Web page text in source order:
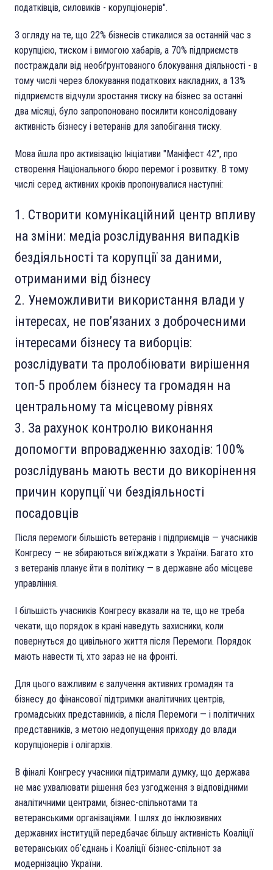
податківців, силовиків - корупціонерів".
З огляду на те, що 22% бізнесів стикалися за останній час з
корупцією, тиском і вимогою хабарів, а 70% підприємств
постраждали від необґрунтованого блокування діяльності - в
тому числі через блокування податкових накладних, а 13%
підприємств відчули зростання тиску на бізнес за останні
два місяці, було запропоновано посилити консолідовану
активність бізнесу і ветеранів для запобігання тиску.
Мова йшла про активізацію Ініціативи "Маніфест 42", про
створення Національного бюро перемог і розвитку. В тому
числі серед активних кроків пропонувалися наступні:
Створити комунікаційний центр впливу
на зміни: медіа розслідування випадків
бездіяльності та корупції за даними,
отриманими від бізнесу
Унеможливити використання влади у
інтересах, не пов’язаних з доброчесними
інтересами бізнесу та виборців:
розслідувати та пролобіювати вирішення
топ-5 проблем бізнесу та громадян на
центральному та місцевому рівнях
За рахунок контролю виконання
допомогти впровадженню заходів: 100%
розслідувань мають вести до викорінення
причин корупції чи бездіяльності
посадовців
Після перемоги більшість ветеранів і підприємців — учасників
Конгресу — не збираються виїжджати з України. Багато хто
з ветеранів планує йти в політику — в державне або місцеве
управління.
І більшість учасників Конгресу вказали на те, що не треба
чекати, що порядок в крані наведуть захисники, коли
повернуться до цивільного життя після Перемоги. Порядок
мають навести ті, хто зараз не на фронті.
Для цього важливим є залучення активних громадян та
бізнесу до фінансової підтримки аналітичних центрів,
громадських представників, а після Перемоги — і політичних
представників, з метою недопущення приходу до влади
корупціонерів і олігархів.
В фіналі Конгресу учасники підтримали думку, що держава
не має ухвалювати рішення без узгодження з відповідними
аналітичними центрами, бізнес-спільнотами та
ветеранськими організаціями. І шлях до інклюзивних
державних інституцій передбачає більшу активність Коаліції
ветеранських обʼєднань і Коаліції бізнес-спільнот за
модернізацію України.